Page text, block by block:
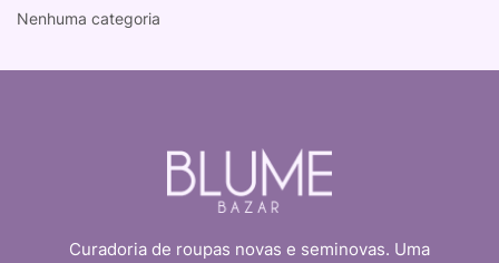
Nenhuma categoria
Curadoria de roupas novas e seminovas. Uma